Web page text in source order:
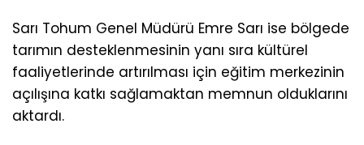
Sarı Tohum Genel Müdürü Emre Sarı ise bölgede
tarımın desteklenmesinin yanı sıra kültürel
faaliyetlerinde artırılması için eğitim merkezinin
açılışına katkı sağlamaktan memnun olduklarını
aktardı.